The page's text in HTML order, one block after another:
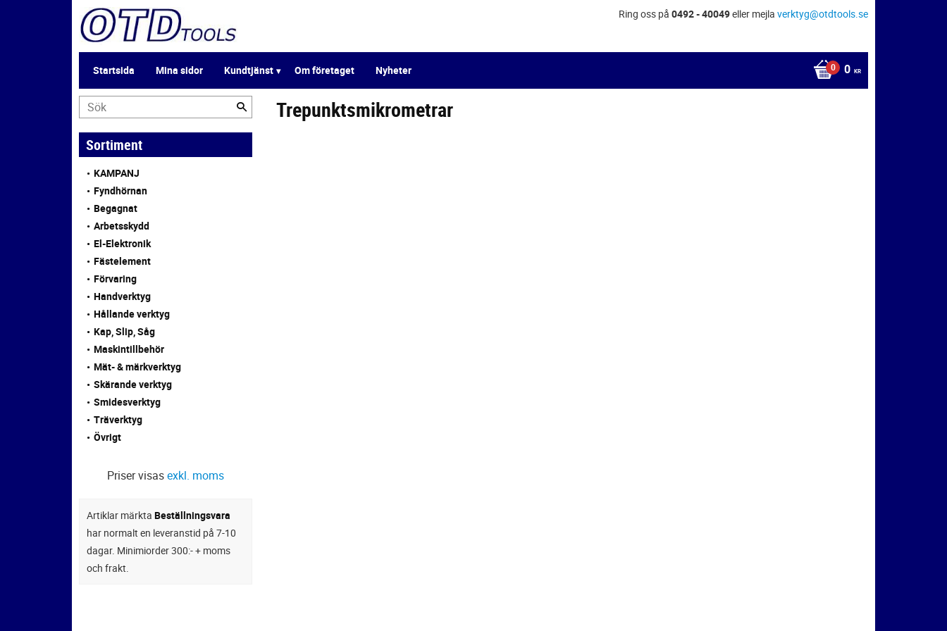
Ring oss på 0492 - 40049eller mejla verktyg@otdtools.se
Startsida Mina sidor Kundtjänst Om företaget Nyheter 0 KR
Trepunktsmikrometrar
Sortiment
KAMPANJ
Fyndhörnan
Begagnat
Arbetsskydd
El-Elektronik
Fästelement
Förvaring
Handverktyg
Hållande verktyg
Kap, Slip, Såg
Maskintillbehör
Mät- & märkverktyg
Skärande verktyg
Smidesverktyg
Träverktyg
Övrigt
Priser visasexkl. moms
Artiklar märkta Beställningsvara
har normalt en leveranstid på 7-10
dagar. Minimiorder 300:- + moms
och frakt.